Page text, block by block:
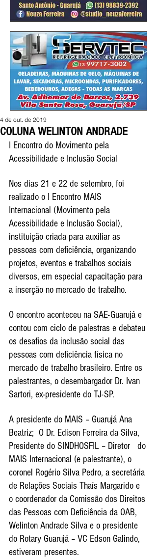
COLUNA WELINTON ANDRADE
4 de out. de 2019
I Encontro do Movimento pela
Acessibilidade e Inclusão Social
Nos dias 21 e 22 de setembro, foi
realizado o I Encontro MAIS
Internacional (Movimento pela
Acessibilidade e Inclusão Social),
instituição criada para auxiliar as
pessoas com deficiência, organizando
projetos, eventos e trabalhos sociais
diversos, em especial capacitação para
a inserção no mercado de trabalho.
O encontro aconteceu na SAE-Guarujá e
contou com ciclo de palestras e debateu
os desafios da inclusão social das
pessoas com deficiência física no
mercado de trabalho brasileiro. Entre os
palestrantes, o desembargador Dr. Ivan
Sartori, ex-presidente do TJ-SP.
A presidente do MAIS – Guarujá Ana
Beatriz;  O Dr. Edison Ferreira da Silva,
Presidente do SINDHOSFIL – Diretor   do
MAIS Internacional (e palestrante), o
coronel Rogério Silva Pedro, a secretária
de Relações Sociais Thaís Margarido e
o coordenador da Comissão dos Direitos
das Pessoas com Deficiência da OAB,
Welinton Andrade Silva e o presidente
do Rotary Guarujá – VC Edson Galindo,
estiveram presentes.